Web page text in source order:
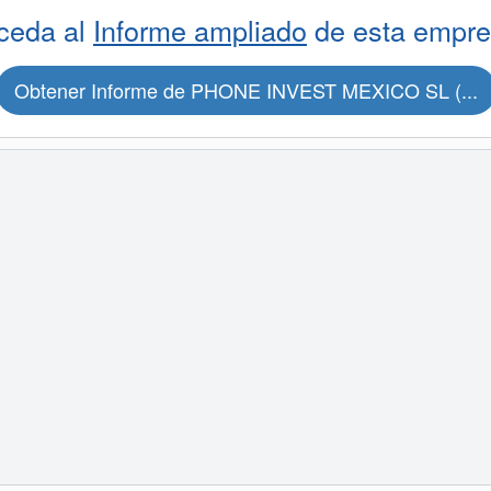
al Informe ampliado de esta
Obtener Informe de PHONE INVEST MEXICO SL (...